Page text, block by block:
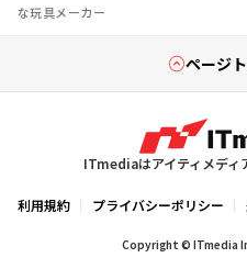
な玩具メーカー
ページ
ITmediaはアイティメディ
利用規約 プライバシーポリシー
Copyright © ITmedia